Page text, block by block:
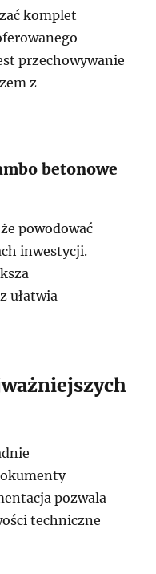
komplet
przechowywanie
z
betonowe
powodować
inwestycji.
ułatwia
pozwala
techniczne